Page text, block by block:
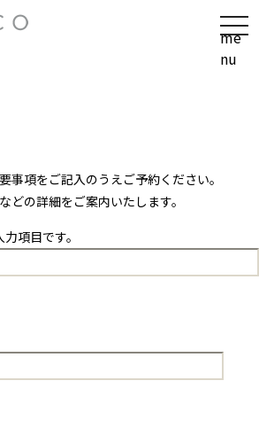
t
o
g
t
me
nu
事項をご記入のうえご予約ください。
どの詳細をご案内いたします。
項目です。